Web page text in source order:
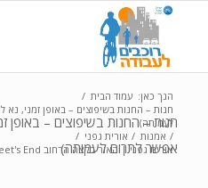
חנות – החנות בשיפוצים – באופן
אפשר לתרום לעמותה)
הנך כאן: עמוד הבית /
חנות – החנות בשיפוצים – באופן זמני,
לעמותה)
/ אמנות / אורית גפני /
אורית גפני | האור בקצה הרחוב Orit Gafni | Light at the Street's End...